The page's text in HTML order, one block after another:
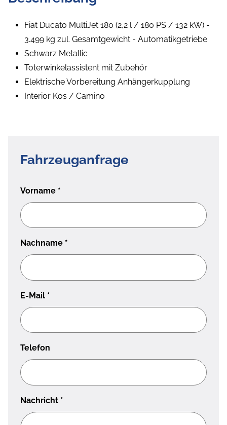
Fiat Ducato MultiJet 180 (2,2 l / 180 PS / 132 kW) -
3.499 kg zul. Gesamtgewicht - Automatikgetriebe
Schwarz Metallic
Toterwinkelassistent mit Zubehör
Elektrische Vorbereitung Anhängerkupplung
Interior Kos / Camino
Fahrzeuganfrage
Vorname *
Nachname *
E-Mail *
Telefon
Nachricht *